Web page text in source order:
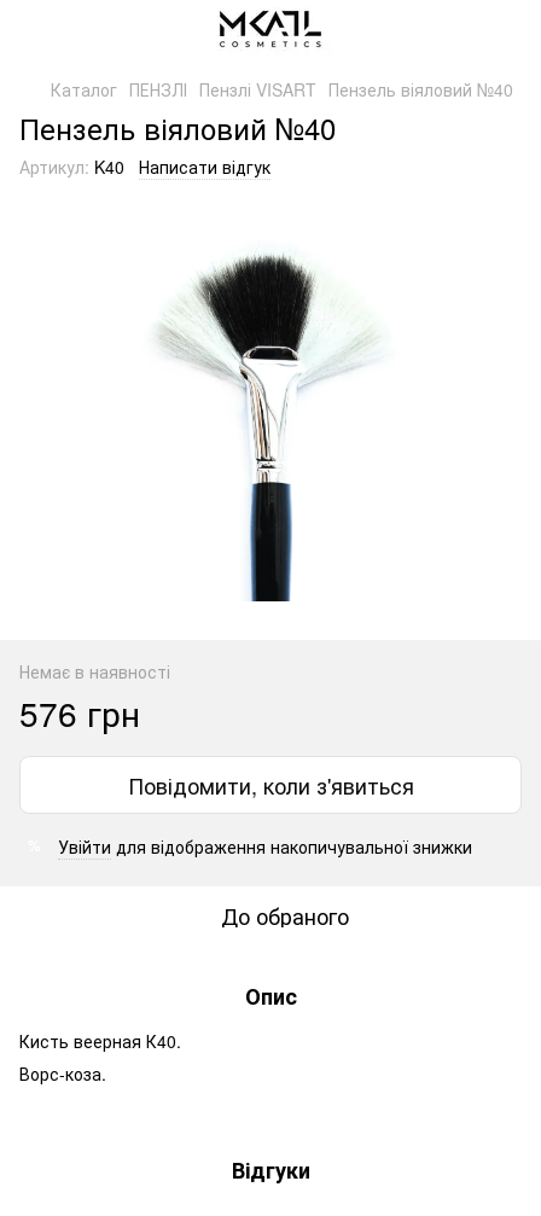
Каталог ПЕНЗЛІ Пензлі VISART Пензель віяловий №40
Пензель віяловий №40
Артикул: K40 Написати відгук
Немає в наявності
576 грн
Повідомити, коли з'явиться
Увійти для відображення накопичувальної знижки
До обраного
Опис
Кисть веерная К40.
Ворс-коза.
Відгуки